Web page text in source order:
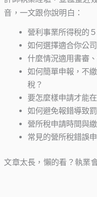
音，一文跟你說明白：
營利事業所得稅的
如何選擇適合你公
什麼情況適用書審
如何簡單申報，不
稅？
要怎麼樣申請才能
如何避免報錯導致
營所稅申請時間與
常見的營所稅錯誤
文章太長，懶的看？執業